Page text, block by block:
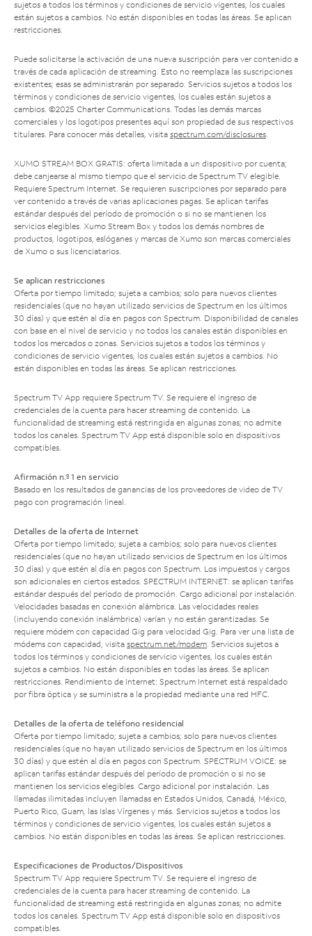
sujetos a todos los términos y condiciones de servicio vigentes, los cuales
están sujetos a cambios. No están disponibles en todas las áreas. Se aplican
restricciones.
Puede solicitarse la activación de una nueva suscripción para ver contenido a
través de cada aplicación de streaming. Esto no reemplaza las suscripciones
existentes; esas se administrarán por separado. Servicios sujetos a todos los
términos y condiciones de servicio vigentes, los cuales están sujetos a
cambios. ©2025 Charter Communications. Todas las demás marcas
comerciales y los logotipos presentes aquí son propiedad de sus respectivos
titulares. Para conocer más detalles, visita spectrum.com/disclosures.
XUMO STREAM BOX GRATIS: oferta limitada a un dispositivo por cuenta;
debe canjearse al mismo tiempo que el servicio de Spectrum TV elegible.
Requiere Spectrum Internet. Se requieren suscripciones por separado para
ver contenido a través de varias aplicaciones pagas. Se aplican tarifas
estándar después del período de promoción o si no se mantienen los
servicios elegibles. Xumo Stream Box y todos los demás nombres de
productos, logotipos, eslóganes y marcas de Xumo son marcas comerciales
de Xumo o sus licenciatarios.
Se aplican restricciones
Oferta por tiempo limitado; sujeta a cambios; solo para nuevos clientes
residenciales (que no hayan utilizado servicios de Spectrum en los últimos
30 días) y que estén al día en pagos con Spectrum. Disponibilidad de canales
con base en el nivel de servicio y no todos los canales están disponibles en
todos los mercados o zonas. Servicios sujetos a todos los términos y
condiciones de servicio vigentes, los cuales están sujetos a cambios. No
están disponibles en todas las áreas. Se aplican restricciones.
Spectrum TV App requiere Spectrum TV. Se requiere el ingreso de
credenciales de la cuenta para hacer streaming de contenido. La
funcionalidad de streaming está restringida en algunas zonas; no admite
todos los canales. Spectrum TV App está disponible solo en dispositivos
compatibles.
Afirmación n.º 1 en servicio
Basado en los resultados de ganancias de los proveedores de video de TV
pago con programación lineal.
Detalles de la oferta de Internet
Oferta por tiempo limitado; sujeta a cambios; solo para nuevos clientes
residenciales (que no hayan utilizado servicios de Spectrum en los últimos
30 días) y que estén al día en pagos con Spectrum. Los impuestos y cargos
son adicionales en ciertos estados. SPECTRUM INTERNET: se aplican tarifas
estándar después del período de promoción. Cargo adicional por instalación.
Velocidades basadas en conexión alámbrica. Las velocidades reales
(incluyendo conexión inalámbrica) varían y no están garantizadas. Se
requiere módem con capacidad Gig para velocidad Gig. Para ver una lista de
módems con capacidad, visita spectrum.net/modem. Servicios sujetos a
todos los términos y condiciones de servicio vigentes, los cuales están
sujetos a cambios. No están disponibles en todas las áreas. Se aplican
restricciones. Rendimiento de Internet: Spectrum Internet está respaldado
por fibra óptica y se suministra a la propiedad mediante una red HFC.
Detalles de la oferta de teléfono residencial
Oferta por tiempo limitado; sujeta a cambios; solo para nuevos clientes
residenciales (que no hayan utilizado servicios de Spectrum en los últimos
30 días) y que estén al día en pagos con Spectrum. SPECTRUM VOICE: se
aplican tarifas estándar después del período de promoción o si no se
mantienen los servicios elegibles. Cargo adicional por instalación. Las
llamadas ilimitadas incluyen llamadas en Estados Unidos, Canadá, México,
Puerto Rico, Guam, las Islas Vírgenes y más. Servicios sujetos a todos los
términos y condiciones de servicio vigentes, los cuales están sujetos a
cambios. No están disponibles en todas las áreas. Se aplican restricciones.
Especificaciones de Productos/Dispositivos
Spectrum TV App requiere Spectrum TV. Se requiere el ingreso de
credenciales de la cuenta para hacer streaming de contenido. La
funcionalidad de streaming está restringida en algunas zonas; no admite
todos los canales. Spectrum TV App está disponible solo en dispositivos
compatibles.